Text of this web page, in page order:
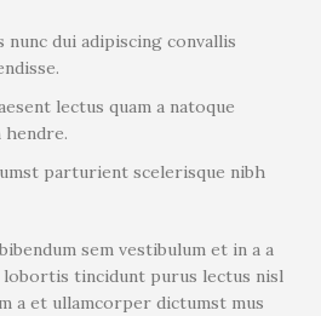
nunc dui adipiscing convallis
lectus quam a natoque
hendre.
parturient scelerisque nibh
sem vestibulum et in a a
lobortis tincidunt purus lectus nisl
a et ullamcorper dictumst mus